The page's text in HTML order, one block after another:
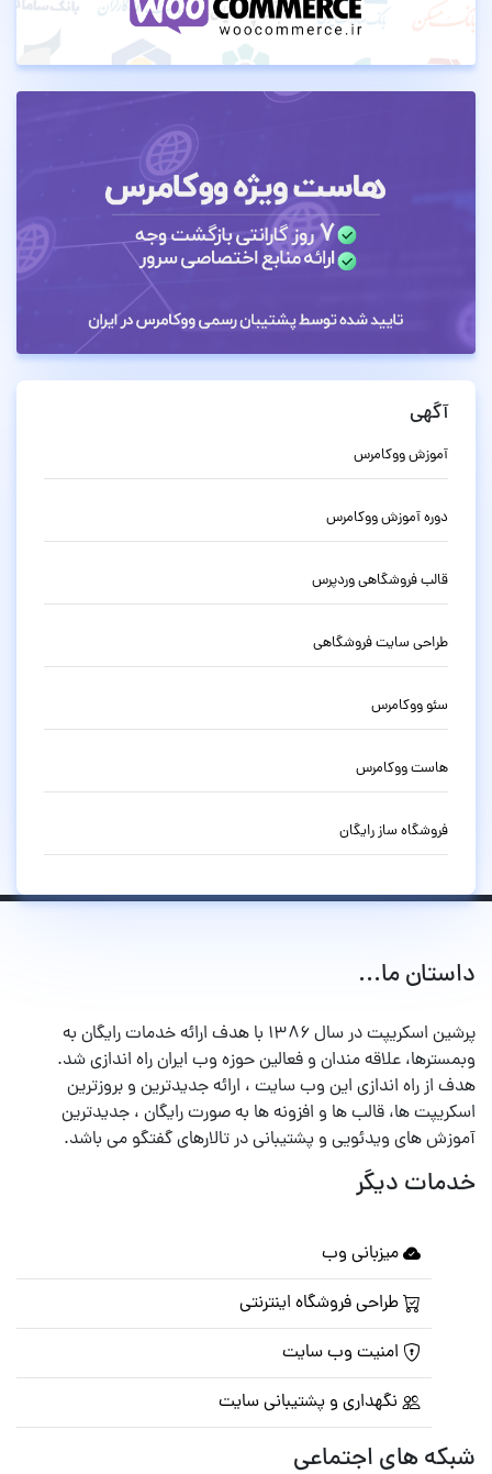
آگهی
آموزش ووکامرس
دوره آموزش ووکامرس
قالب فروشگاهی وردپرس
طراحی سایت فروشگاهی
سئو ووکامرس
هاست ووکامرس
فروشگاه ساز رایگان
داستان ما...
پرشین اسکریپت در سال ۱۳۸۶ با هدف ارائه خدمات رایگان به
وبمسترها، علاقه مندان و فعالین حوزه وب ایران راه اندازی شد.
هدف از راه اندازی این وب سایت ، ارائه جدیدترین و بروزترین
اسکریپت ها، قالب ها و افزونه ها به صورت رایگان ، جدیدترین
آموزش های ویدئویی و پشتیبانی در تالارهای گفتگو می باشد.
خدمات دیگر
میزبانی وب
طراحی فروشگاه اینترنتی
امنیت وب سایت
نگهداری و پشتیبانی سایت
شبکه های اجتماعی